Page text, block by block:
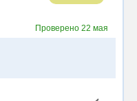
Проверено 22 мая